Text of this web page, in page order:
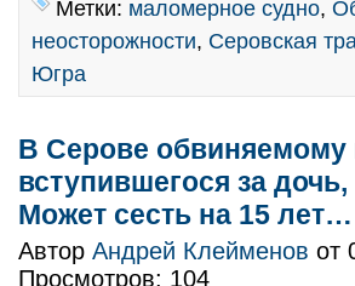
Метки: маломерное судно,
неосторожности, Серовская
Югра
В Серове обвиняемому
вступившегося за
Может сесть на 15 лет…
Автор Андрей Клейменов от
Просмотров: 104